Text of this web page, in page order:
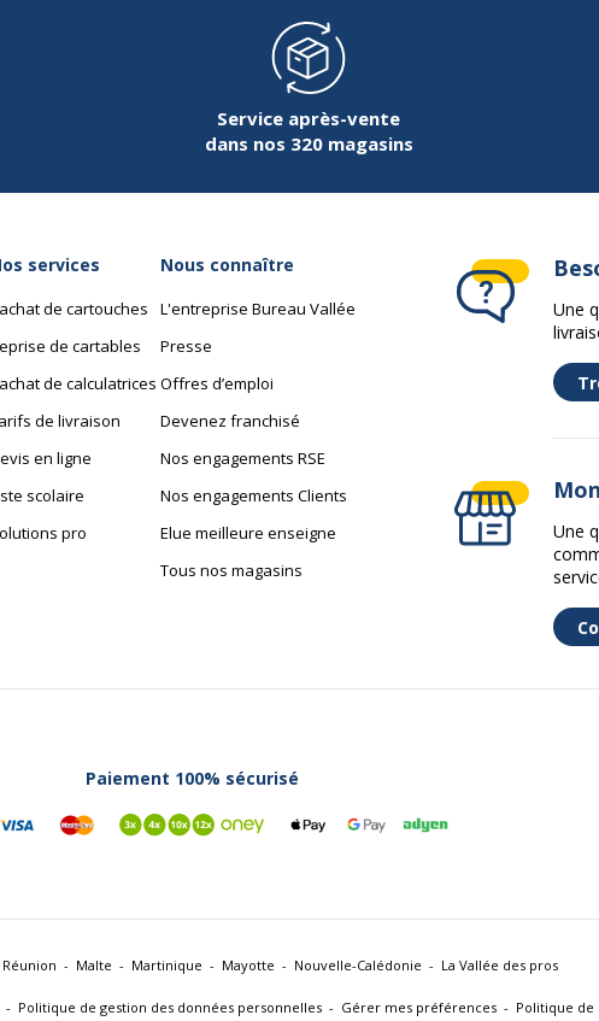
Service après-vente
dans nos 320 magasins
services
de cartouches
de cartables
de calculatrices
de livraison
en ligne
scolaire
pro
Nous connaître
L'entreprise Bureau Vallée
Presse
Offres d’emploi
Devenez franchisé
Nos engagements RSE
Nos engagements Clients
Elue meilleure enseigne
Tous nos magasins
Une
Une
Paiement 100% sécurisé
Réunion Malte Martinique Mayotte Nouvelle-Calédonie La Vallée des pros
Politique de gestion des données personnelles Gérer mes préférences Politique de